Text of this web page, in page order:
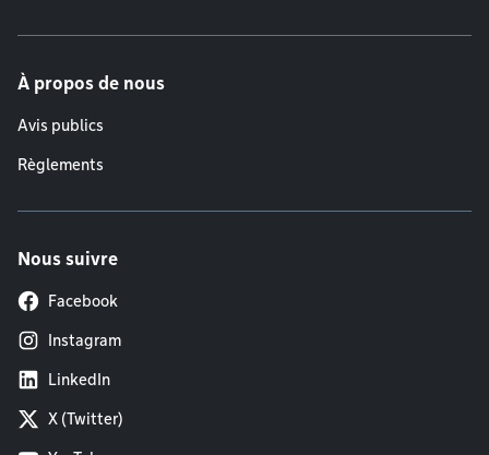
À propos de nous
Avis publics
Règlements
Nous suivre
Facebook
Instagram
LinkedIn
X (Twitter)